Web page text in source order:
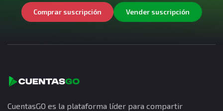
Comprar suscripción Vender suscripción
CuentasGO es la plataforma líder para compartir